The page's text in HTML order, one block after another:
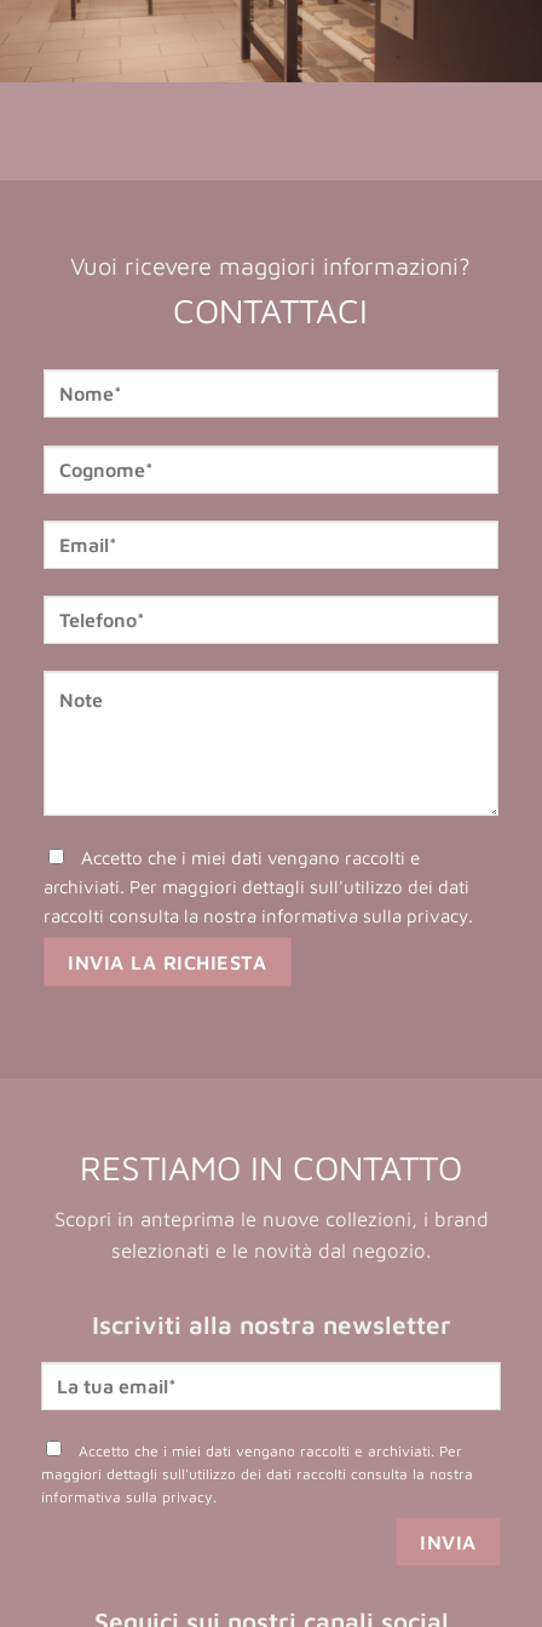
Vuoi ricevere maggiori informazioni?
CONTATTACI
Accetto che i miei dati vengano raccolti e
archiviati. Per maggiori dettagli sull'utilizzo dei dati
raccolti consulta la nostra informativa sulla privacy.
RESTIAMO IN CONTATTO
Scopri in anteprima le nuove collezioni, i brand
selezionati e le novità dal negozio.
Iscriviti alla nostra newsletter
Accetto che i miei dati vengano raccolti e archiviati. Per
maggiori dettagli sull'utilizzo dei dati raccolti consulta la nostra
informativa sulla privacy.
Seguici sui nostri canali social